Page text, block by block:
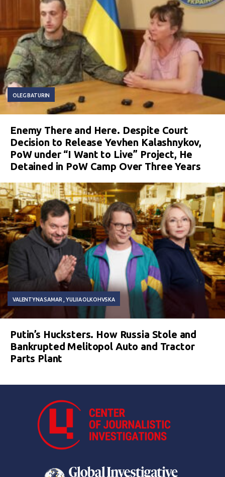
OLEG BATURIN
Enemy There and Here. Despite Court
Decision to Release Yevhen Kalashnykov,
PoW under “I Want to Live” Project, He
Detained in PoW Camp Over Three Years
VALENTYNA SAMAR YULIIA OLKOHVSKA
Putin’s Hucksters. How Russia Stole and
Bankrupted Melitopol Auto and Tractor
Parts Plant